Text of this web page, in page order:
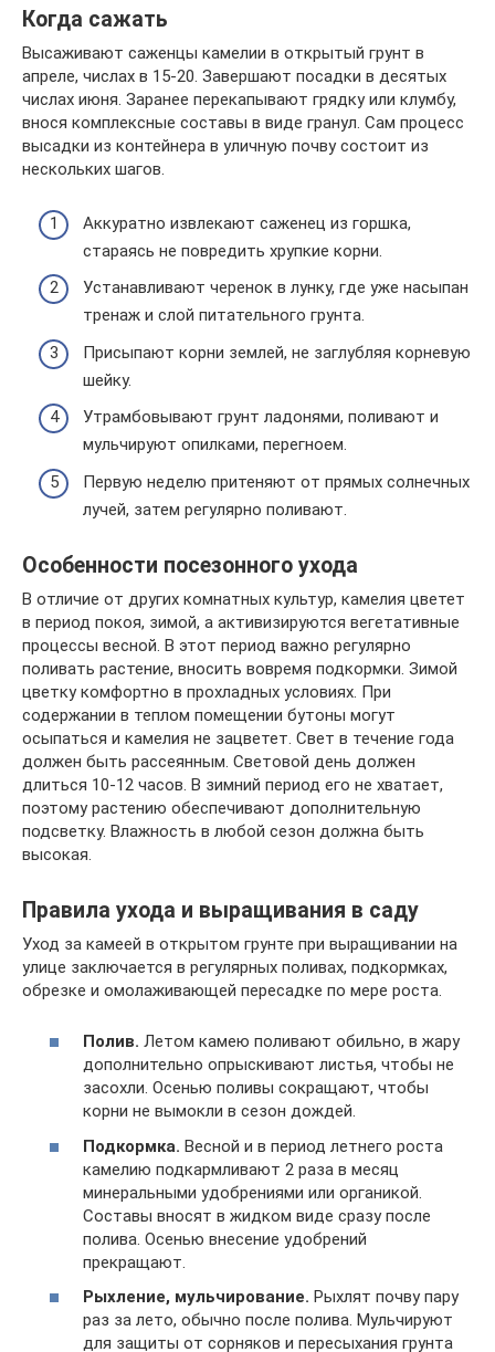
Когда сажать
Высаживают саженцы камелии в открытый грунт в
апреле, числах в 15-20. Завершают посадки в десятых
числах июня. Заранее перекапывают грядку или клумбу,
внося комплексные составы в виде гранул. Сам процесс
высадки из контейнера в уличную почву состоит из
нескольких шагов.
Аккуратно извлекают саженец из горшка,
стараясь не повредить хрупкие корни.
Устанавливают черенок в лунку, где уже насыпан
тренаж и слой питательного грунта.
Присыпают корни землей, не заглубляя корневую
шейку.
Утрамбовывают грунт ладонями, поливают и
мульчируют опилками, перегноем.
Первую неделю притеняют от прямых солнечных
лучей, затем регулярно поливают.
Особенности посезонного ухода
В отличие от других комнатных культур, камелия цветет
в период покоя, зимой, а активизируются вегетативные
процессы весной. В этот период важно регулярно
поливать растение, вносить вовремя подкормки. Зимой
цветку комфортно в прохладных условиях. При
содержании в теплом помещении бутоны могут
осыпаться и камелия не зацветет. Свет в течение года
должен быть рассеянным. Световой день должен
длиться 10-12 часов. В зимний период его не хватает,
поэтому растению обеспечивают дополнительную
подсветку. Влажность в любой сезон должна быть
высокая.
Правила ухода и выращивания в саду
Уход за камеей в открытом грунте при выращивании на
улице заключается в регулярных поливах, подкормках,
обрезке и омолаживающей пересадке по мере роста.
Полив. Летом камею поливают обильно, в жару
дополнительно опрыскивают листья, чтобы не
засохли. Осенью поливы сокращают, чтобы
корни не вымокли в сезон дождей.
Подкормка. Весной и в период летнего роста
камелию подкармливают 2 раза в месяц
минеральными удобрениями или органикой.
Составы вносят в жидком виде сразу после
полива. Осенью внесение удобрений
прекращают.
Рыхление, мульчирование. Рыхлят почву пару
раз за лето, обычно после полива. Мульчируют
для защиты от сорняков и пересыхания грунта